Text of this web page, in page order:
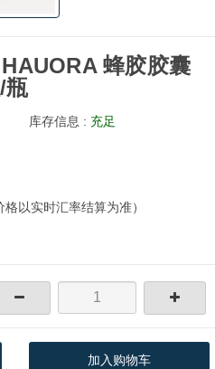
HAUORA 蜂胶胶囊
瓶
库存信息 : 充足
格以实时汇率结算为准）
加入购物车